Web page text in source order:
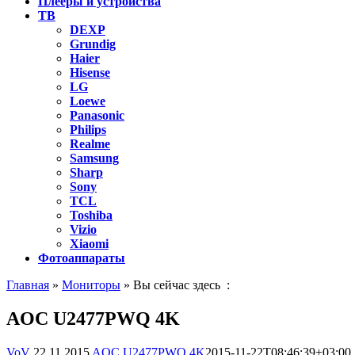
ТВ
DEXP
Grundig
Haier
Hisense
LG
Loewe
Panasonic
Philips
Realme
Samsung
Sharp
Sony
TCL
Toshiba
Vizio
Xiaomi
Фотоаппараты
Главная » Мониторы » Вы сейчас здесь :
AOC U2477PWQ 4K
VoV 22.11.2015 AOC U2477PWQ 4K2015-11-22T08:46:39+03:00